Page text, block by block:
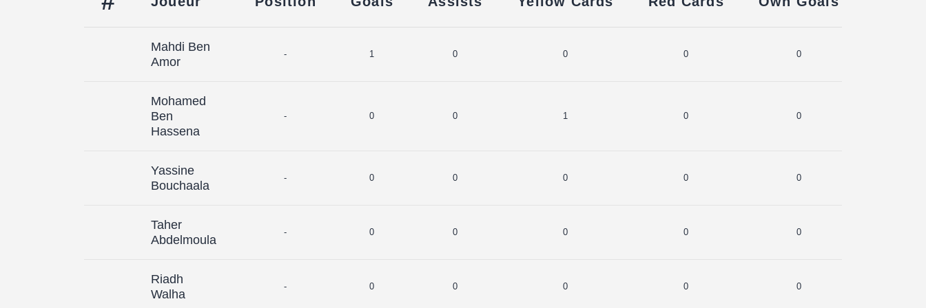
Mahdi Ben
Amor
- 1 0 0 0 0
Mohamed
Ben
Hassena
- 0 0 1 0 0
Yassine
Bouchaala
- 0 0 0 0 0
Taher
Abdelmoula
- 0 0 0 0 0
Riadh
Walha
- 0 0 0 0 0